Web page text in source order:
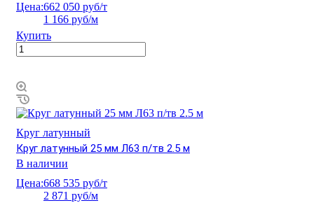
Цена:662 050 руб/т
1 166 руб/м
Купить
Круг латунный
Круг латунный 25 мм Л63 п/тв 2.5 м
В наличии
Цена:668 535 руб/т
2 871 руб/м